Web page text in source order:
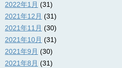
2022年1月 (31)
2021年12月 (31)
2021年11月 (30)
2021年10月 (31)
2021年9月 (30)
2021年8月 (31)